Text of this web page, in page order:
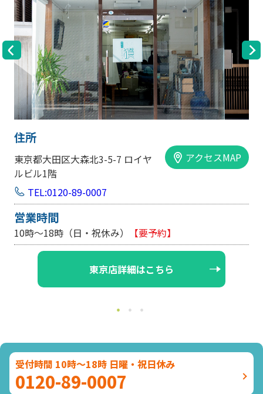
住所
東京都大田区大森北3-5-7 ロイヤ
ルビル1階
アクセスMAP
TEL:0120-89-0007
営業時間
10時～18時（日・祝休み） 【要予約】
東京店詳細はこちら
受付時間 10時～18時 日曜・祝日休み
0120-89-0007